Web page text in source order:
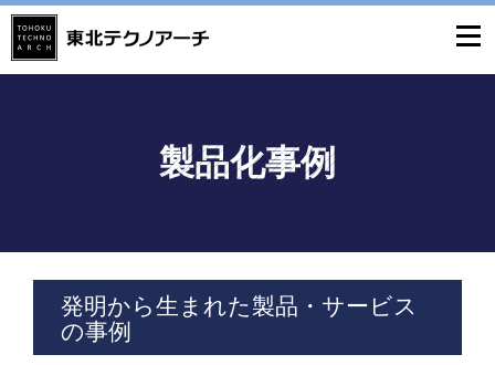
製品化事例
発明から生まれた製品・サービス
の事例